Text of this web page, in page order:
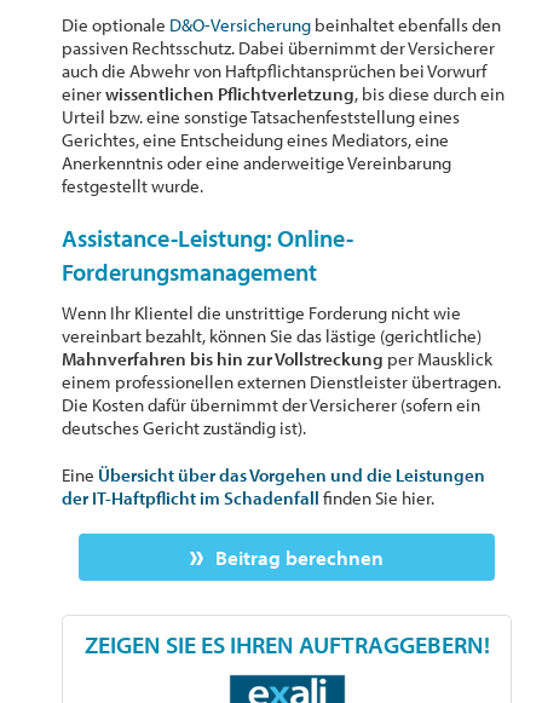
Die optionale D&O-Versicherung beinhaltet ebenfalls den
passiven Rechtsschutz. Dabei übernimmt der Versicherer
auch die Abwehr von Haftpflichtansprüchen bei Vorwurf
einerwissentlichen Pflichtverletzung, bis diese durch ein
Urteil bzw. eine sonstige Tatsachenfeststellung eines
Gerichtes, eine Entscheidung eines Mediators, eine
Anerkenntnis oder eine anderweitige Vereinbarung
festgestellt wurde.
Assistance-Leistung: Online-
Forderungsmanagement
Wenn Ihr Klientel die unstrittige Forderung nicht wie
vereinbart bezahlt, können Sie das lästige (gerichtliche)
Mahnverfahren bis hin zur Vollstreckung per Mausklick
einem professionellen externen Dienstleister übertragen.
Die Kosten dafür übernimmt der Versicherer (sofern ein
deutsches Gericht zuständig ist).
Eine Übersicht über das Vorgehen und die Leistungen
der IT-Haftpflicht im Schadenfall finden Sie hier.
Beitrag berechnen
ZEIGEN SIE ES IHREN AUFTRAGGEBERN!